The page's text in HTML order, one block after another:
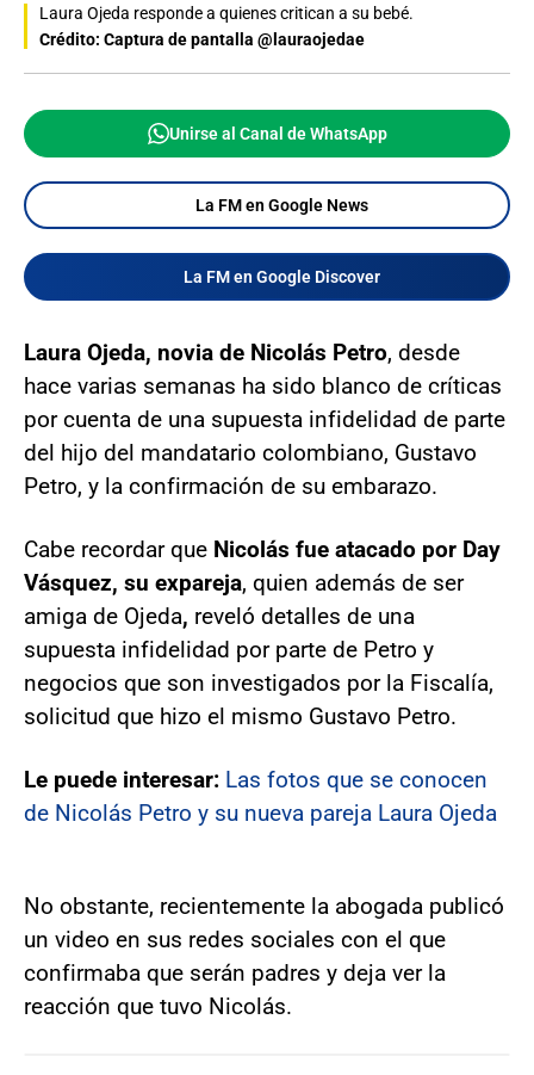
Laura Ojeda responde a quienes critican a su bebé.
Crédito: Captura de pantalla @lauraojedae
Unirse al Canal de WhatsApp
La FM en Google News
La FM en Google Discover
Laura Ojeda, novia de Nicolás Petro, desde
hace varias semanas ha sido blanco de críticas
por cuenta de una supuesta infidelidad de parte
del hijo del mandatario colombiano, Gustavo
Petro, y la confirmación de su embarazo.
Cabe recordar que Nicolás fue atacado por Day
Vásquez, su expareja, quien además de ser
amiga de Ojeda, reveló detalles de una
supuesta infidelidad por parte de Petro y
negocios que son investigados por la Fiscalía,
solicitud que hizo el mismo Gustavo Petro.
Le puede interesar: Las fotos que se conocen
de Nicolás Petro y su nueva pareja Laura Ojeda
No obstante, recientemente la abogada publicó
un video en sus redes sociales con el que
confirmaba que serán padres y deja ver la
reacción que tuvo Nicolás.